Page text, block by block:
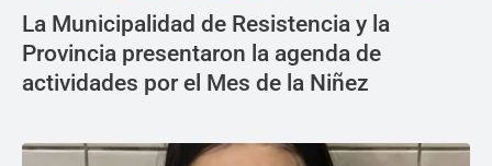
La Municipalidad de Resistencia y la
Provincia presentaron la agenda de
actividades por el Mes de la Niñez